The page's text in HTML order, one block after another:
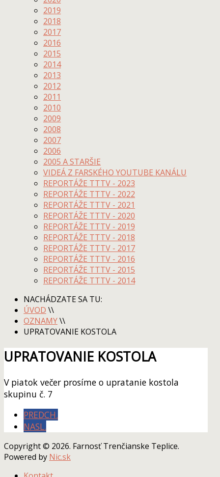
2019
2018
2017
2016
2015
2014
2013
2012
2011
2010
2009
2008
2007
2006
2005 A STARŠIE
VIDEÁ Z FARSKÉHO YOUTUBE KANÁLU
REPORTÁŽE TTTV - 2023
REPORTÁŽE TTTV - 2022
REPORTÁŽE TTTV - 2021
REPORTÁŽE TTTV - 2020
REPORTÁŽE TTTV - 2019
REPORTÁŽE TTTV - 2018
REPORTÁŽE TTTV - 2017
REPORTÁŽE TTTV - 2016
REPORTÁŽE TTTV - 2015
REPORTÁŽE TTTV - 2014
NACHÁDZATE SA TU:
ÚVOD \\
OZNAMY\\
UPRATOVANIE KOSTOLA
UPRATOVANIE KOSTOLA
V piatok večer prosíme o upratanie kostola
skupinu č. 7
PREDCH.
NASL.
Copyright © 2026. Farnosť Trenčianske Teplice.
Powered by Nic.sk